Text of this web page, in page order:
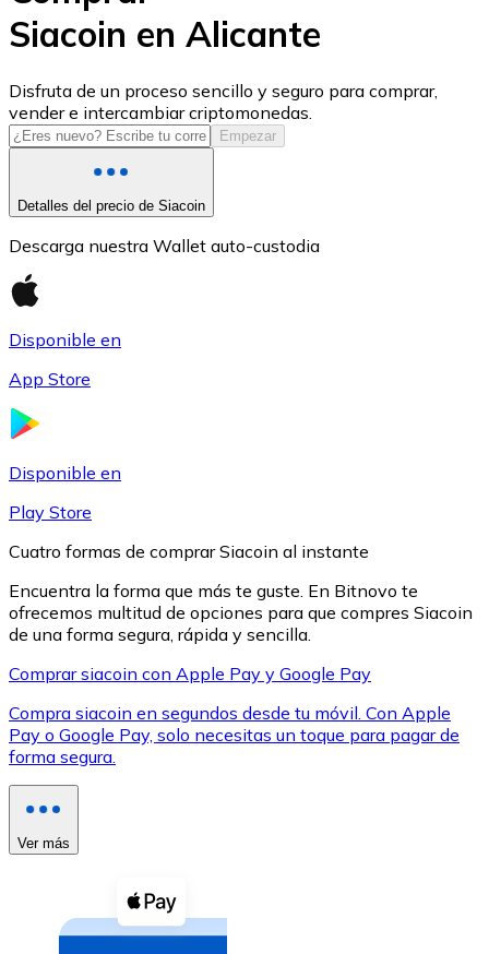
USD Coin
USDC
XRP
XRP
Ver todo
Compra criptomonedas con efectivo en tu tienda más
Siacoin en Alicante
Disfruta de un proceso sencillo y seguro para comprar,
vender e intercambiar criptomonedas.
Empezar
Detalles del precio de Siacoin
Descarga nuestra Wallet auto-custodia
Disponible en
App Store
Disponible en
Play Store
Cuatro formas de comprar Siacoin al instante
Encuentra la forma que más te guste. En Bitnovo te
ofrecemos multitud de opciones para que compres Siacoin
de una forma segura, rápida y sencilla.
Comprar siacoin con Apple Pay y Google Pay
Compra siacoin en segundos desde tu móvil. Con Apple
Pay o Google Pay, solo necesitas un toque para pagar de
forma segura.
Ver más